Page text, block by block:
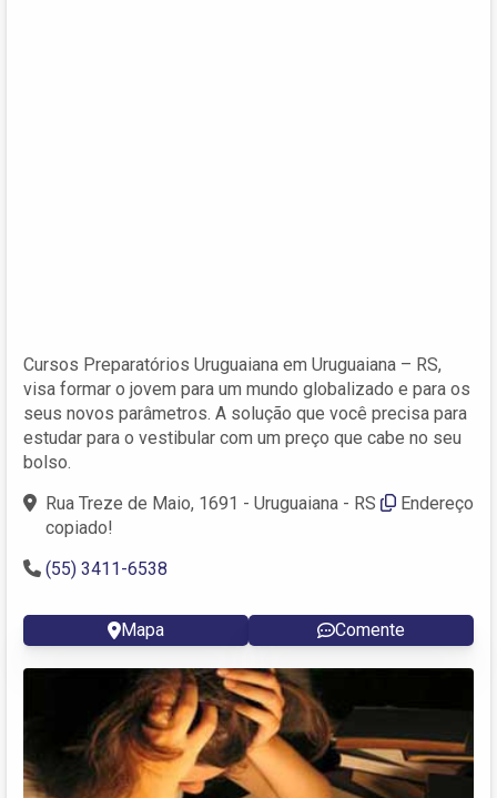
Cursos Preparatórios Uruguaiana em Uruguaiana – RS,
visa formar o jovem para um mundo globalizado e para os
seus novos parâmetros. A solução que você precisa para
estudar para o vestibular com um preço que cabe no seu
bolso.
Rua Treze de Maio, 1691 - Uruguaiana - RS
Endereço
copiado!
(55) 3411-6538
Mapa Comente